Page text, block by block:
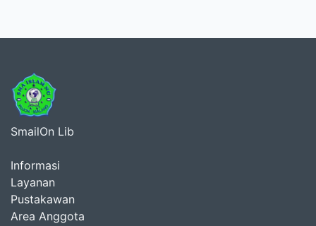
SmailOn Lib
Informasi
Layanan
Pustakawan
Area Anggota